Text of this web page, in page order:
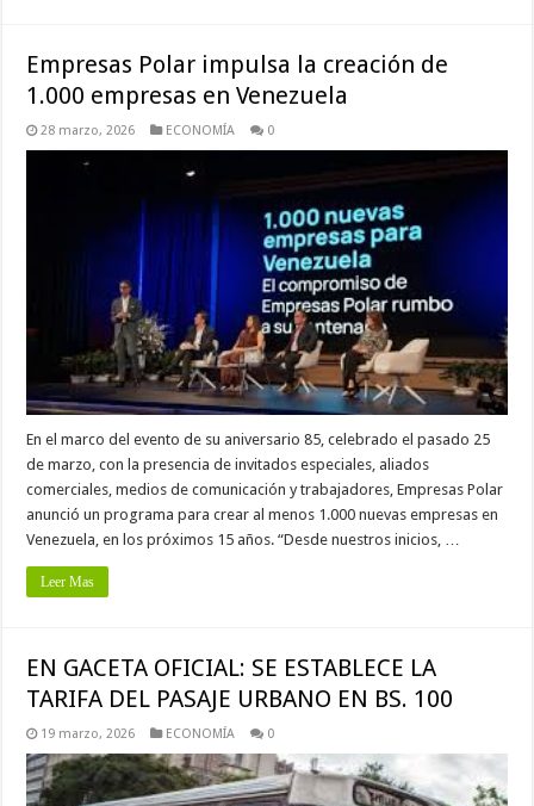
Empresas Polar impulsa la creación de
1.000 empresas en Venezuela
28 marzo, 2026 ECONOMÍA 0
En el marco del evento de su aniversario 85, celebrado el pasado 25
de marzo, con la presencia de invitados especiales, aliados
comerciales, medios de comunicación y trabajadores, Empresas Polar
anunció un programa para crear al menos 1.000 nuevas empresas en
Venezuela, en los próximos 15 años. “Desde nuestros inicios, …
Leer Mas
EN GACETA OFICIAL: SE ESTABLECE LA
TARIFA DEL PASAJE URBANO EN BS. 100
19 marzo, 2026 ECONOMÍA 0